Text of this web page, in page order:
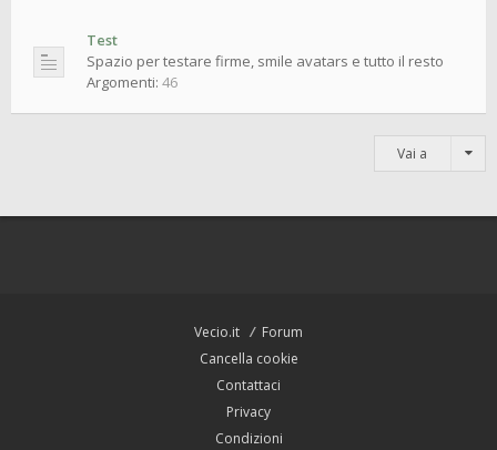
Test
Spazio per testare firme, smile avatars e tutto il resto
Argomenti: 46
Vai a
Vecio.it
Forum
Cancella cookie
Contattaci
Privacy
Condizioni